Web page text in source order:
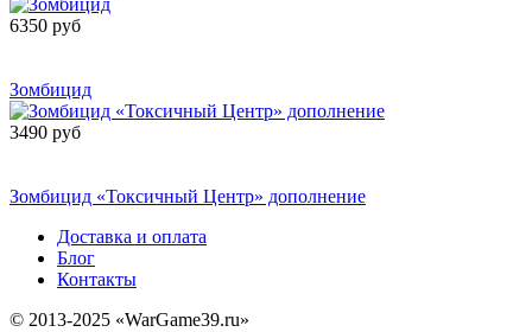
6350 руб
Зомбицид
3490 руб
Зомбицид «Токсичный Центр» дополнение
Доставка и оплата
Блог
Контакты
© 2013-2025 «WarGame39.ru»